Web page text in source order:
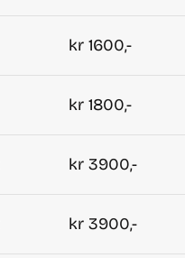
kr 1600,-
kr 1800,-
kr 3900,-
kr 3900,-